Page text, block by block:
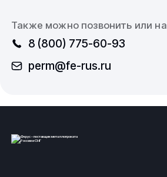
Также можно позвонить или
8 (800) 775-60-93
perm@fe-rus.ru